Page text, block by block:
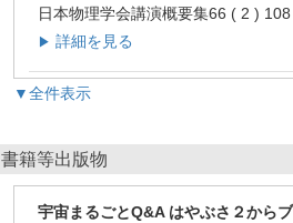
日本物理学会講演概要集66 ( 2 )
▶ 詳細を見る
▼全件表示
書籍等出版物
宇宙まるごとQ&A はやぶさ２から